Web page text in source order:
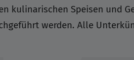
kulinarischen Speisen und
werden. Alle